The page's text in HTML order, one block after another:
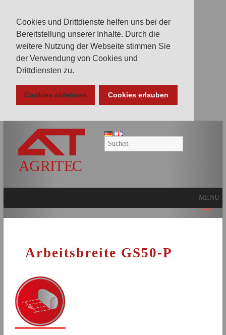
Cookies und Drittdienste helfen uns bei der
Bereitstellung unserer Inhalte. Durch die
weitere Nutzung der Webseite stimmen Sie
der Verwendung von Cookies und
Drittdiensten zu.
Cookies ablehnen Cookies erlauben
AGRITEC
GmbH
Mulcher,
Fräsen
Kunstrasenpflege
MENU
Arbeitsbreite GS50-P